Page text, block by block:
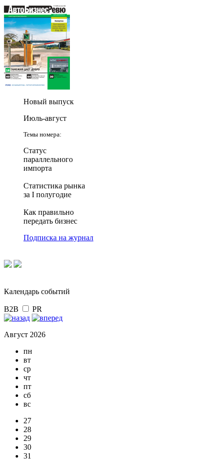
Новый выпуск
Июль-август
Темы номера:
Статус
параллельного
импорта
Статистика рынка
за I полугодие
Как правильно
передать бизнес
Подписка на журнал
Календарь событий
B2B PR
Август 2026
пн
вт
ср
чт
пт
сб
вс
27
28
29
30
31